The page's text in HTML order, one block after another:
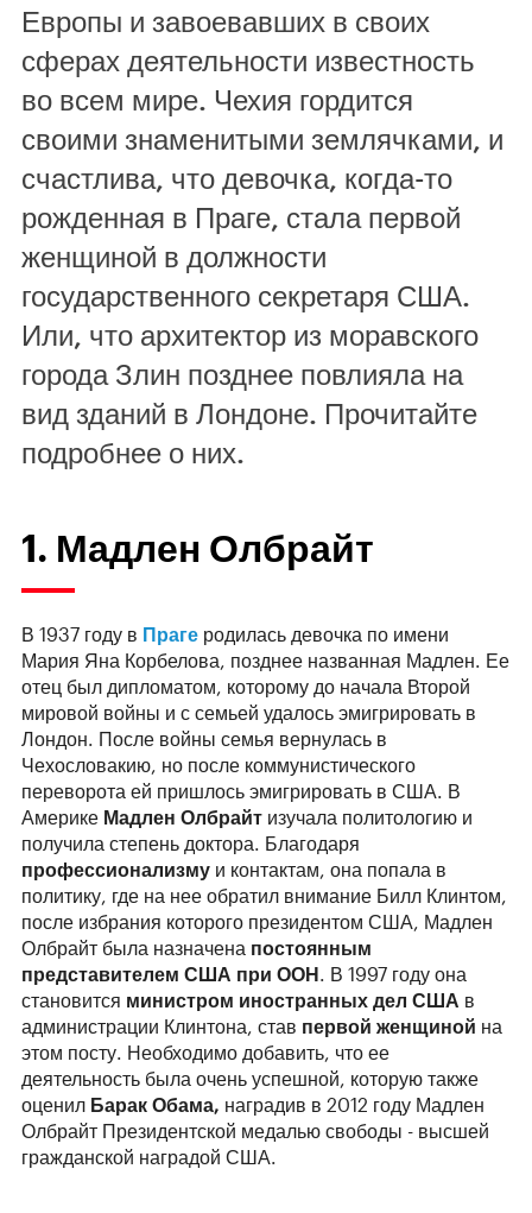
Европы и завоевавших в своих
сферах деятельности известность
во всем мире. Чехия гордится
своими знаменитыми землячками, и
счастлива, что девочка, когда-то
рожденная в Праге, стала первой
женщиной в должности
государственного секретаря США.
Или, что архитектор из моравского
города Злин позднее повлияла на
вид зданий в Лондоне. Прочитайте
подробнее о них.
1. Мадлен Олбрайт
В 1937 году в Праге родилась девочка по имени
Мария Яна Корбелова, позднее названная Мадлен. Ее
отец был дипломатом, которому до начала Второй
мировой войны и с семьей удалось эмигрировать в
Лондон. После войны семья вернулась в
Чехословакию, но после коммунистического
переворота ей пришлось эмигрировать в США. В
Америке Мадлен Олбрайт изучала политологию и
получила степень доктора. Благодаря
профессионализму и контактам, она попала в
политику, где на нее обратил внимание Билл Клинтом,
после избрания которого президентом США, Мадлен
Олбрайт была назначена постоянным
представителем США при ООН. В 1997 году она
становится министром иностранных дел США в
администрации Клинтона, став первой женщиной на
этом посту. Необходимо добавить, что ее
деятельность была очень успешной, которую также
оценил Барак Обама, наградив в 2012 году Мадлен
Олбрайт Президентской медалью свободы - высшей
гражданской наградой США.